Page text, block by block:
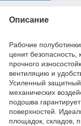
Описание
Рабочие полуботинки
ценит
прочного
вентиляцию и
Усиленный
механических
подошва
поверхностей.
площадок, складов,